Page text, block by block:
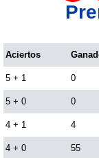
Astro Sol
Astro Luna
Aciertos
5 + 1 0
5 + 0 0
4 + 1 4
4 + 0 55